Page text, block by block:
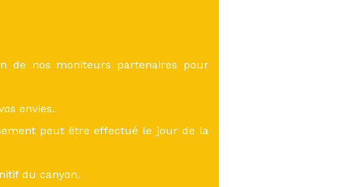
de nos moniteurs partenaires pour
envies.
peut être effectué le jour de la
du canyon.